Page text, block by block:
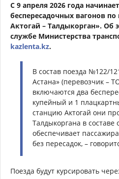
С 9 апреля 2026 года
беспересадочных вагонов
Актогай – Талдыкорган». Об
службе Министерства
kazlenta.kz.
В состав поезда №122/
Астана» (перевозчик –
включаются два
купейный и 1
станцию Актогай они
Талдыкоргана в составе
обеспечивает
без пересадок, –
Поезда будут курсировать